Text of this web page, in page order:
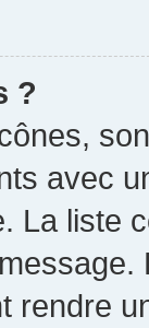
?
avec
La liste
rendre